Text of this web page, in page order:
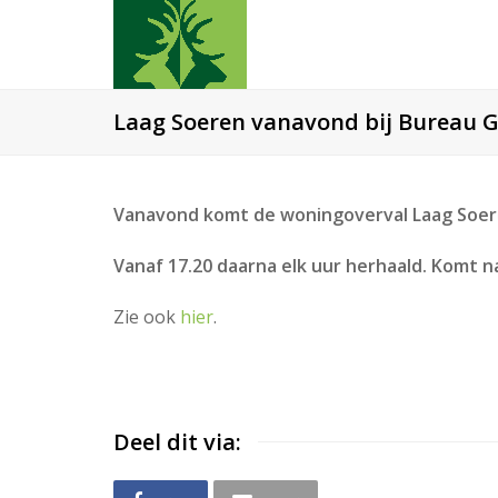
Laag Soeren vanavond bij Bureau
Vanavond komt de woningoverval Laag
Vanaf 17.20 daarna elk uur herhaald. Komt
Zie ook hier.
Deel dit via: